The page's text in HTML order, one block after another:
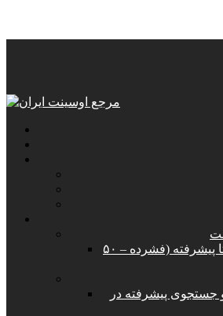
تمام مسیر: از مقدماتی تا پیشرفته (فشرده – ۵۰
جستجوی پیشرفته در